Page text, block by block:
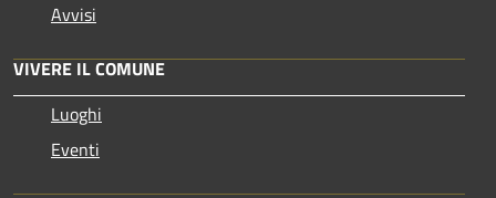
Avvisi
VIVERE IL COMUNE
Luoghi
Eventi